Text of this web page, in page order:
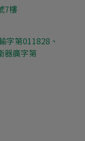
7樓
字第011828、
器廣字第